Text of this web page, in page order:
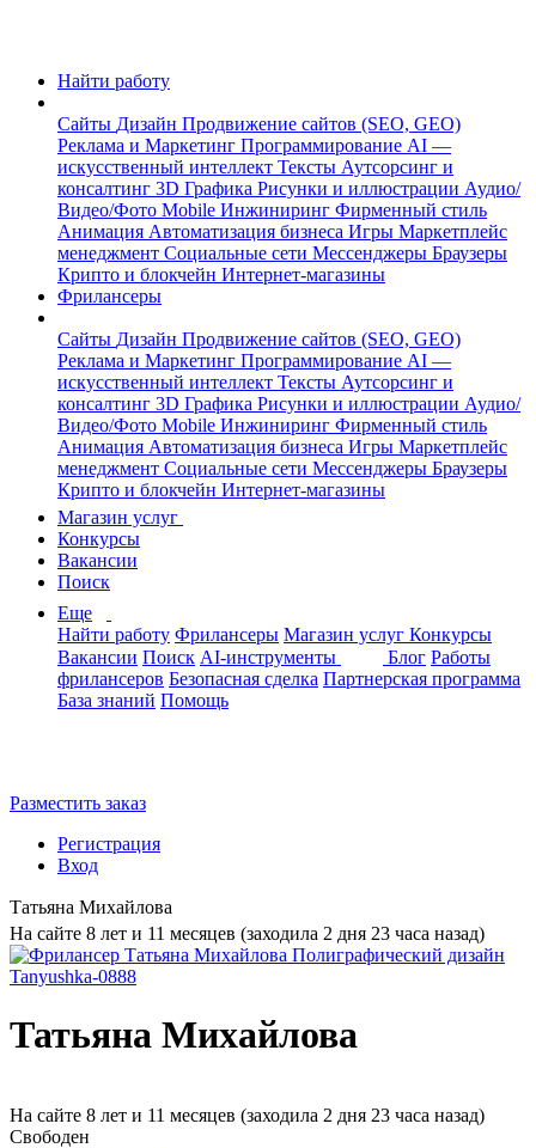
Найти работу
Сайты Дизайн Продвижение сайтов (SEO, GEO)
Реклама и Маркетинг Программирование AI —
искусственный интеллект Тексты Аутсорсинг и
консалтинг 3D Графика Рисунки и иллюстрации Аудио/
Видео/Фото Mobile Инжиниринг Фирменный стиль
Анимация Автоматизация бизнеса Игры Маркетплейс
менеджмент Социальные сети Мессенджеры Браузеры
Крипто и блокчейн Интернет-магазины
Фрилансеры
Сайты Дизайн Продвижение сайтов (SEO, GEO)
Реклама и Маркетинг Программирование AI —
искусственный интеллект Тексты Аутсорсинг и
консалтинг 3D Графика Рисунки и иллюстрации Аудио/
Видео/Фото Mobile Инжиниринг Фирменный стиль
Анимация Автоматизация бизнеса Игры Маркетплейс
менеджмент Социальные сети Мессенджеры Браузеры
Крипто и блокчейн Интернет-магазины
Магазин услуг
Конкурсы
Вакансии
Поиск
Еще
Найти работу Фрилансеры Магазин услуг Конкурсы
Вакансии Поиск AI-инструменты Блог Работы
фрилансеров Безопасная сделка Партнерская программа
База знаний Помощь
Разместить заказ
Регистрация
Вход
Татьяна Михайлова
На сайте 8 лет и 11 месяцев (заходила 2 дня 23 часа назад)
Татьяна Михайлова
На сайте 8 лет и 11 месяцев (заходила 2 дня 23 часа назад)
Свободен